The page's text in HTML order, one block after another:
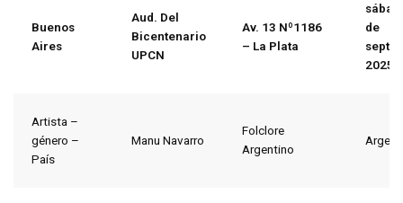
Buenos
Aires
Aud. Del
Bicentenario
UPCN
Av. 13 Nº1186
– La Plata
de
2025
Artista –
género –
País
Manu Navarro
Folclore
Argentino